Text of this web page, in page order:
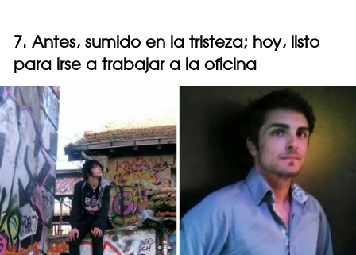
7. Antes, sumido en la tristeza; hoy, listo
para irse a trabajar a la oficina